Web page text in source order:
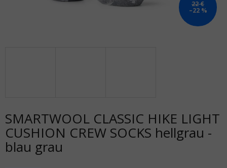
22 €
–22 %
SMARTWOOL CLASSIC HIKE LIGHT
CUSHION CREW SOCKS hellgrau -
blau grau